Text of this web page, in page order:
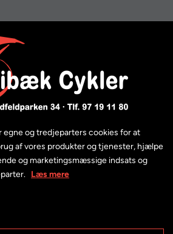
og tredjeparters cookies for at
af vores produkter og tjenester, hjælpe
og marketingsmæssige indsats og
Læs mere